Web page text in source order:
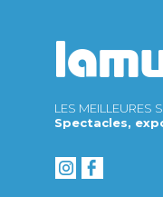
LES MEILLEURES
Spectacles,